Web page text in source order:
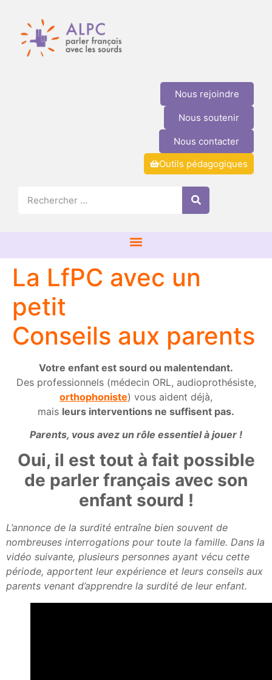
Nous rejoindre
Nous soutenir
Nous contacter
Outils pédagogiques
La LfPC avec un
petit
Conseils aux parents
Votre enfant est sourd ou malentendant.
Des professionnels (médecin ORL, audioprothésiste,
orthophoniste) vous aident déjà,
mais leurs interventions ne suffisent pas.
Parents, vous avez un rôle essentiel à jouer !
Oui, il est tout à fait possible
de parler français avec son
enfant sourd !
L’annonce de la surdité entraîne bien souvent de
nombreuses interrogations pour toute la famille. Dans la
vidéo suivante, plusieurs personnes ayant vécu cette
période, apportent leur expérience et leurs conseils aux
parents venant d’apprendre la surdité de leur enfant.